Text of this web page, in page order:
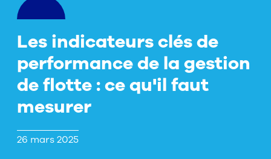
Les indicateurs clés de
performance de la gestion
de flotte : ce qu'il faut
mesurer
26 mars 2025